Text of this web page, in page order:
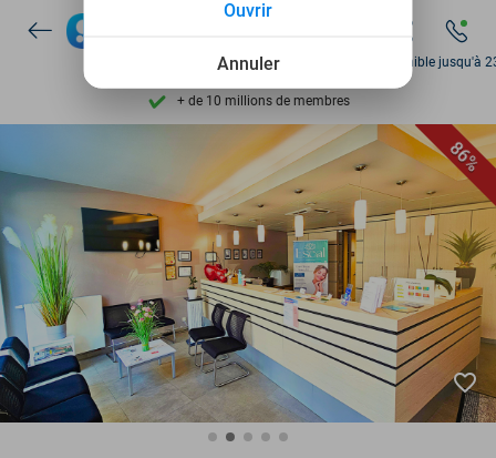
Découvrez + de 15.000 deals
Disponible 7 jours par semaine
+ de 10 millions de membres
9,4 basé sur 205 807 avis
Découvrez + de 15.000 deals
Disponible 7 jours par semaine
+ de 10 millions de membres
Disponible jusqu'à
86%
favorite_border
Annuler
Ouvrir